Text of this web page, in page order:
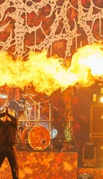
een post-
in 2022, is
onstuimig en
de moderne tijd zo
Het is ee